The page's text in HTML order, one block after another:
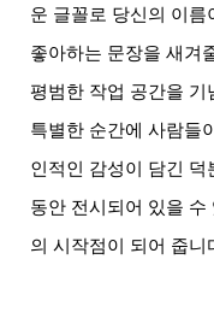
운 글꼴로 당신의 이
좋아하는 문장을 새겨
평범한 작업 공간을
특별한 순간에 사람들
인적인 감성이 담긴 덕
동안 전시되어 있을
의 시작점이 되어 줍니